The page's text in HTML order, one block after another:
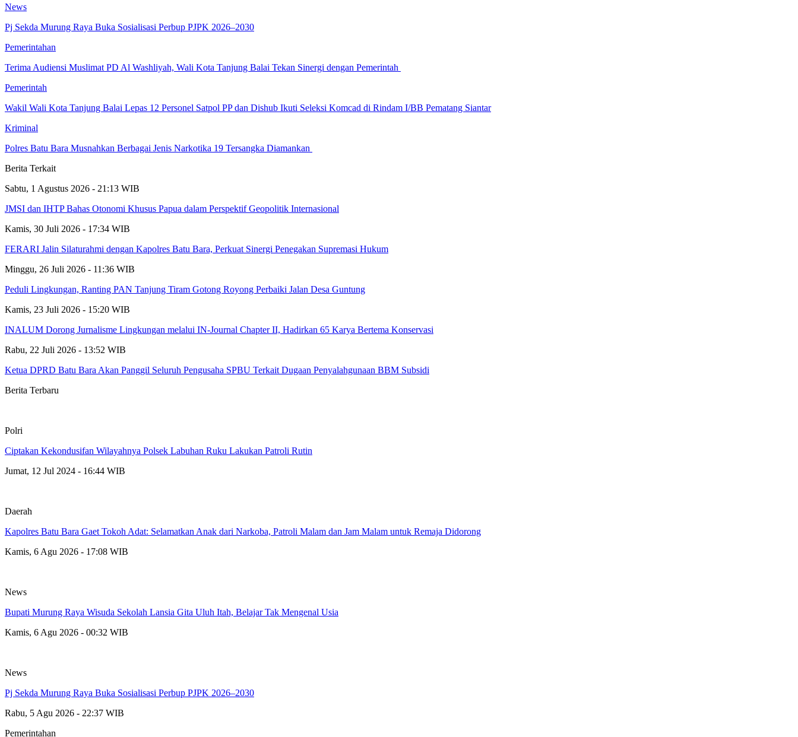
News
Pj Sekda Murung Raya Buka Sosialisasi Perbup PJPK 2026–2030
Pemerintahan
Terima Audiensi Muslimat PD Al Washliyah, Wali Kota Tanjung Balai Tekan Sinergi dengan Pemerintah
Pemerintah
Wakil Wali Kota Tanjung Balai Lepas 12 Personel Satpol PP dan Dishub Ikuti Seleksi Komcad di Rindam I/BB Pematang Siantar
Kriminal
Polres Batu Bara Musnahkan Berbagai Jenis Narkotika 19 Tersangka Diamankan
Berita Terkait
Sabtu, 1 Agustus 2026 - 21:13 WIB
JMSI dan IHTP Bahas Otonomi Khusus Papua dalam Perspektif Geopolitik Internasional
Kamis, 30 Juli 2026 - 17:34 WIB
FERARI Jalin Silaturahmi dengan Kapolres Batu Bara, Perkuat Sinergi Penegakan Supremasi Hukum
Minggu, 26 Juli 2026 - 11:36 WIB
Peduli Lingkungan, Ranting PAN Tanjung Tiram Gotong Royong Perbaiki Jalan Desa Guntung
Kamis, 23 Juli 2026 - 15:20 WIB
INALUM Dorong Jurnalisme Lingkungan melalui IN-Journal Chapter II, Hadirkan 65 Karya Bertema Konservasi
Rabu, 22 Juli 2026 - 13:52 WIB
Ketua DPRD Batu Bara Akan Panggil Seluruh Pengusaha SPBU Terkait Dugaan Penyalahgunaan BBM Subsidi
Berita Terbaru
Polri
Ciptakan Kekondusifan Wilayahnya Polsek Labuhan Ruku Lakukan Patroli Rutin
Jumat, 12 Jul 2024 - 16:44 WIB
Daerah
Kapolres Batu Bara Gaet Tokoh Adat: Selamatkan Anak dari Narkoba, Patroli Malam dan Jam Malam untuk Remaja Didorong
Kamis, 6 Agu 2026 - 17:08 WIB
News
Bupati Murung Raya Wisuda Sekolah Lansia Gita Uluh Itah, Belajar Tak Mengenal Usia
Kamis, 6 Agu 2026 - 00:32 WIB
News
Pj Sekda Murung Raya Buka Sosialisasi Perbup PJPK 2026–2030
Rabu, 5 Agu 2026 - 22:37 WIB
Pemerintahan